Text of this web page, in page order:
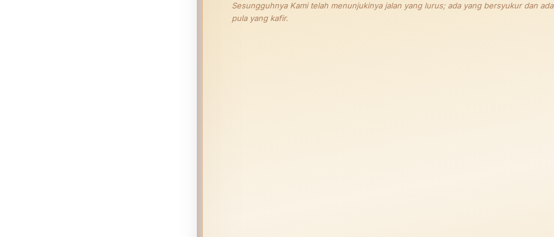
Sesungguhnya Kami telah menunjukinya jalan yang lurus; ada yang bersyukur dan ada
pula yang kafir.